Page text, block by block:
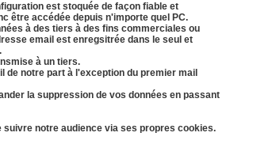
est stoquée de façon fiable et
être accédée depuis n'importe quel PC.
à des tiers à des fins commerciales ou
email est enregsitrée dans le seul et
à un tiers.
de notre part à l'exception du premier mail
la suppression de vos données en passant
suivre notre audience via ses propres cookies.